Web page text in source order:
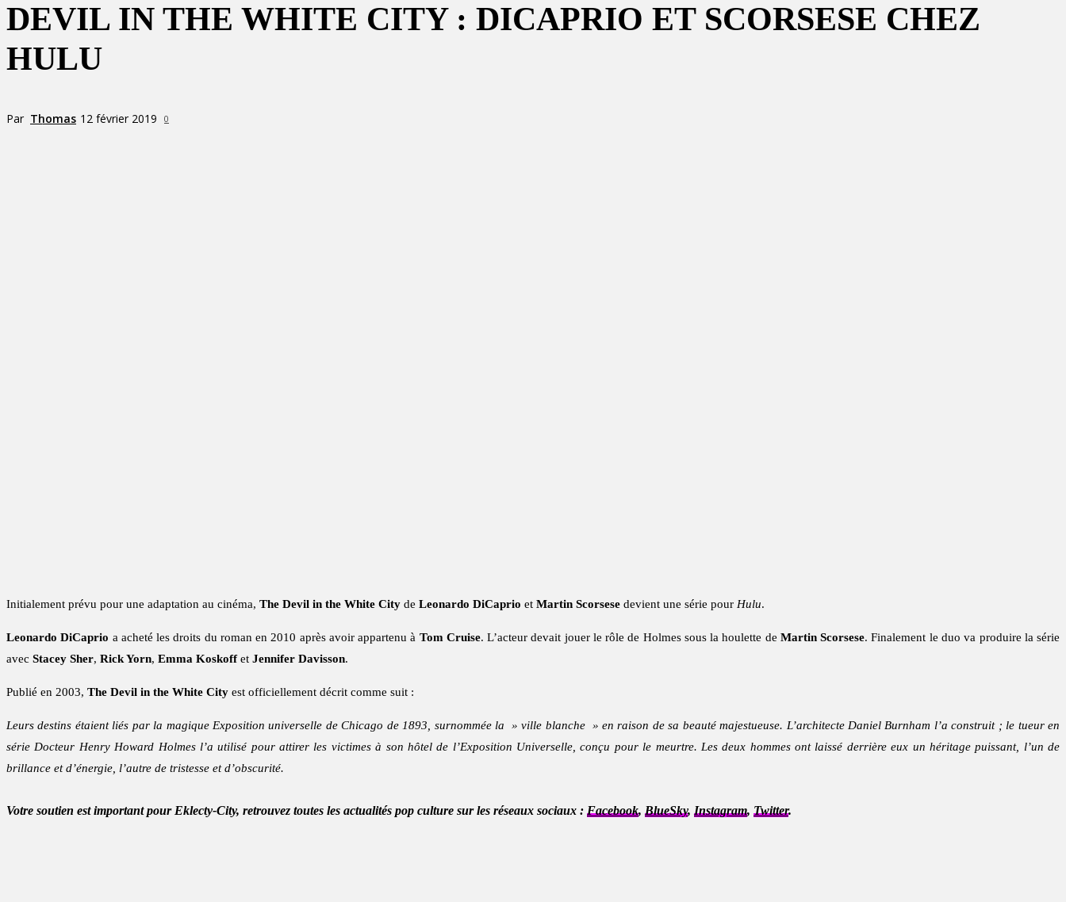
DEVIL IN THE WHITE CITY : DICAPRIO ET SCORSESE CHEZ
HULU
Par Thomas 12 février 2019 0
Initialement prévu pour une adaptation au cinéma, The Devil in the White City de Leonardo DiCaprio et Martin Scorsese devient une série pour Hulu.
Leonardo DiCaprio a acheté les droits du roman en 2010 après avoir appartenu à Tom Cruise. L’acteur devait jouer le rôle de Holmes sous la houlette de Martin Scorsese. Finalement le duo va produire la série
avec Stacey Sher, Rick Yorn, Emma Koskoffet Jennifer Davisson.
Publié en 2003, The Devil in the White City est officiellement décrit comme suit :
Leurs destins étaient liés par la magique Exposition universelle de Chicago de 1893, surnommée la » ville blanche » en raison de sa beauté majestueuse. L’architecte Daniel Burnham l’a construit ; le tueur en
série Docteur Henry Howard Holmes l’a utilisé pour attirer les victimes à son hôtel de l’Exposition Universelle, conçu pour le meurtre. Les deux hommes ont laissé derrière eux un héritage puissant, l’un de
brillance et d’énergie, l’autre de tristesse et d’obscurité.
Votre soutien est important pour Eklecty-City, retrouvez toutes les actualités pop culture sur les réseaux sociaux : Facebook, BlueSky, Instagram, Twitter.